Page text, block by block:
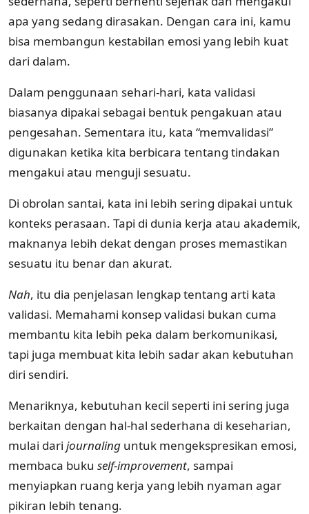
apa yang sedang dirasakan. Dengan cara ini, kamu
bisa membangun kestabilan emosi yang lebih kuat
dari dalam.
Dalam penggunaan sehari-hari, kata validasi
biasanya dipakai sebagai bentuk pengakuan atau
pengesahan. Sementara itu, kata “memvalidasi”
digunakan ketika kita berbicara tentang tindakan
mengakui atau menguji sesuatu.
Di obrolan santai, kata ini lebih sering dipakai untuk
konteks perasaan. Tapi di dunia kerja atau akademik,
maknanya lebih dekat dengan proses memastikan
sesuatu itu benar dan akurat.
Nah, itu dia penjelasan lengkap tentang arti kata
validasi. Memahami konsep validasi bukan cuma
membantu kita lebih peka dalam berkomunikasi,
tapi juga membuat kita lebih sadar akan kebutuhan
diri sendiri.
Menariknya, kebutuhan kecil seperti ini sering juga
berkaitan dengan hal-hal sederhana di keseharian,
mulai dari journaling untuk mengekspresikan emosi,
membaca buku self-improvement, sampai
menyiapkan ruang kerja yang lebih nyaman agar
pikiran lebih tenang.